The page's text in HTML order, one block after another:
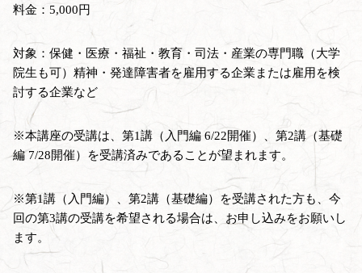
料金：5,000円
対象：保健・医療・福祉・教育・司法・産業の専門職（大学
院生も可）精神・発達障害者を雇用する企業または雇用を検
討する企業など
※本講座の受講は、第1講（入門編 6/22開催）、第2講（基礎
編 7/28開催）を受講済みであることが望まれます。
※第1講（入門編）、第2講（基礎編）を受講された方も、今
回の第3講の受講を希望される場合は、お申し込みをお願いし
ます。